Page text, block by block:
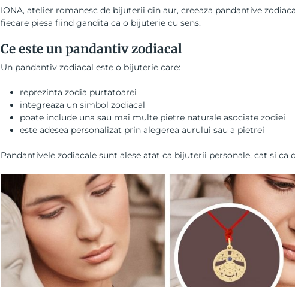
IONA, atelier romanesc de bijuterii din aur, creeaza pandantive
fiecare piesa fiind gandita ca o bijuterie cu sens.
Ce este un pandantiv zodiacal
Un pandantiv zodiacal este o bijuterie care:
reprezinta zodia purtatoarei
integreaza un simbol zodiacal
poate include una sau mai multe pietre naturale asociate zodiei
este adesea personalizat prin alegerea aurului sau a pietrei
Pandantivele zodiacale sunt alese atat ca bijuterii personale, cat si ca